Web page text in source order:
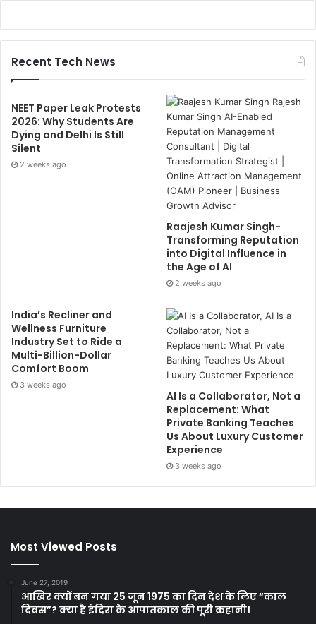
Recent Tech News
NEET Paper Leak Protests
2026: Why Students Are
Dying and Delhi Is Still
Silent
2 weeks ago
Raajesh Kumar Singh-
Transforming Reputation
into Digital Influence in
the Age of AI
2 weeks ago
India’s Recliner and
Wellness Furniture
Industry Set to Ride a
Multi-Billion-Dollar
Comfort Boom
3 weeks ago
AI Is a Collaborator, Not a
Replacement: What
Private Banking Teaches
Us About Luxury Customer
Experience
3 weeks ago
Most Viewed Posts
June 27, 2019
आखिर क्यों बन गया 25 जून 1975 का दिन देश के लिए “काल
दिवस”? क्या है इंदिरा के आपातकाल की पूरी कहानी।